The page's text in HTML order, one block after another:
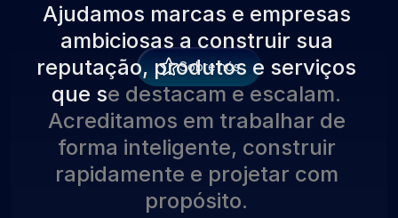
Sobre nós
Ajudamos marcas e empresas
ambiciosas a construir sua
reputação, produtos e serviços
que se destacam e escalam.
Acreditamos em trabalhar de
forma inteligente, construir
rapidamente e projetar com
propósito.